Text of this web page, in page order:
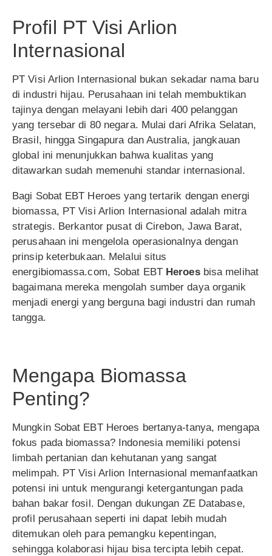
Profil PT Visi Arlion
Internasional
PT Visi Arlion Internasional bukan sekadar nama baru
di industri hijau. Perusahaan ini telah membuktikan
tajinya dengan melayani lebih dari 400 pelanggan
yang tersebar di 80 negara. Mulai dari Afrika Selatan,
Brasil, hingga Singapura dan Australia, jangkauan
global ini menunjukkan bahwa kualitas yang
ditawarkan sudah memenuhi standar internasional.
Bagi Sobat EBT Heroes yang tertarik dengan energi
biomassa, PT Visi Arlion Internasional adalah mitra
strategis. Berkantor pusat di Cirebon, Jawa Barat,
perusahaan ini mengelola operasionalnya dengan
prinsip keterbukaan. Melalui situs
energibiomassa.com, Sobat EBT Heroesbisa melihat
bagaimana mereka mengolah sumber daya organik
menjadi energi yang berguna bagi industri dan rumah
tangga.
Mengapa Biomassa
Penting?
Mungkin Sobat EBT Heroes bertanya-tanya, mengapa
fokus pada biomassa? Indonesia memiliki potensi
limbah pertanian dan kehutanan yang sangat
melimpah. PT Visi Arlion Internasional memanfaatkan
potensi ini untuk mengurangi ketergantungan pada
bahan bakar fosil. Dengan dukungan ZE Database,
profil perusahaan seperti ini dapat lebih mudah
ditemukan oleh para pemangku kepentingan,
sehingga kolaborasi hijau bisa tercipta lebih cepat.